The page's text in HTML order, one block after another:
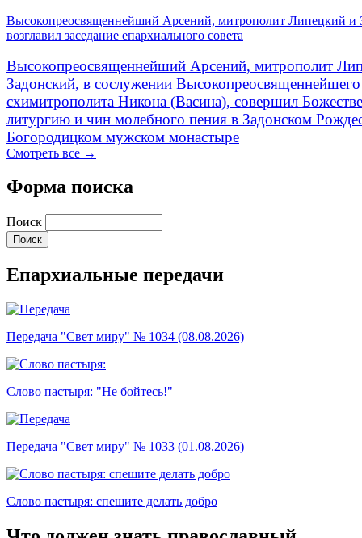
Высокопреосвященнейший Арсений, митрополит Липецкий и
возглавил заседание епархиального совета
Высокопреосвященнейший Арсений, митрополит
Задонский, в сослужении Высокопреосвященнейшего
схимитрополита Никона (Васина), совершил
литургию и чин молебного пения в Задонском
Богородицком мужском монастыре
Смотреть все →
Форма поиска
Поиск
Епархиальные передачи
Передача "Свет миру" № 1034 (08.08.2026)
Слово пастыря: "Не бойтесь!"
Передача "Свет миру" № 1033 (01.08.2026)
Слово пастыря: спешите делать добро